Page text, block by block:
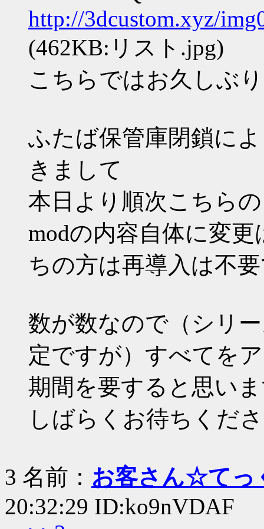
http://3dcustom.xyz/
(462KB:リスト.jpg)
こちらではお久しぶ
ふたば保管庫閉鎖に
きまして
本日より順次こちら
modの内容自体に変
ちの方は再導入は不
数が数なので（シリ
定ですが）すべてを
期間を要すると思い
しばらくお待ちくだ
3 名前： お客さん☆てっ
20:32:29 ID:ko9nVDAF